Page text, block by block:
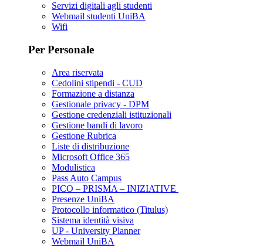
Servizi digitali agli studenti
Webmail studenti UniBA
Wifi
Per Personale
Area riservata
Cedolini stipendi - CUD
Formazione a distanza
Gestionale privacy - DPM
Gestione credenziali istituzionali
Gestione bandi di lavoro
Gestione Rubrica
Liste di distribuzione
Microsoft Office 365
Modulistica
Pass Auto Campus
PICO – PRISMA – INIZIATIVE
Presenze UniBA
Protocollo informatico (Titulus)
Sistema identità visiva
UP - University Planner
Webmail UniBA